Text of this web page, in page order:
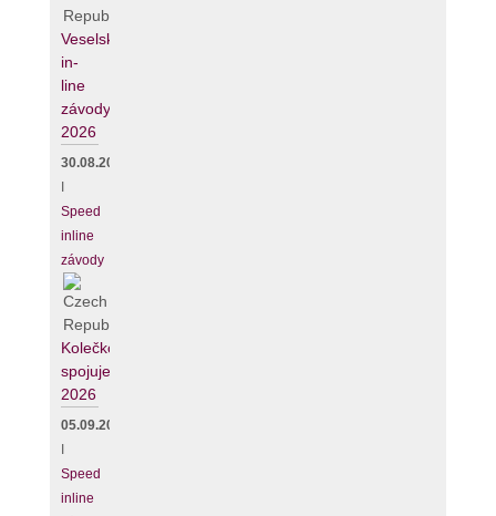
Veselské
in-
line
závody
2026
30.08.2026
I
Speed
inline
závody
Kolečko
spojuje
2026
05.09.2026
I
Speed
inline